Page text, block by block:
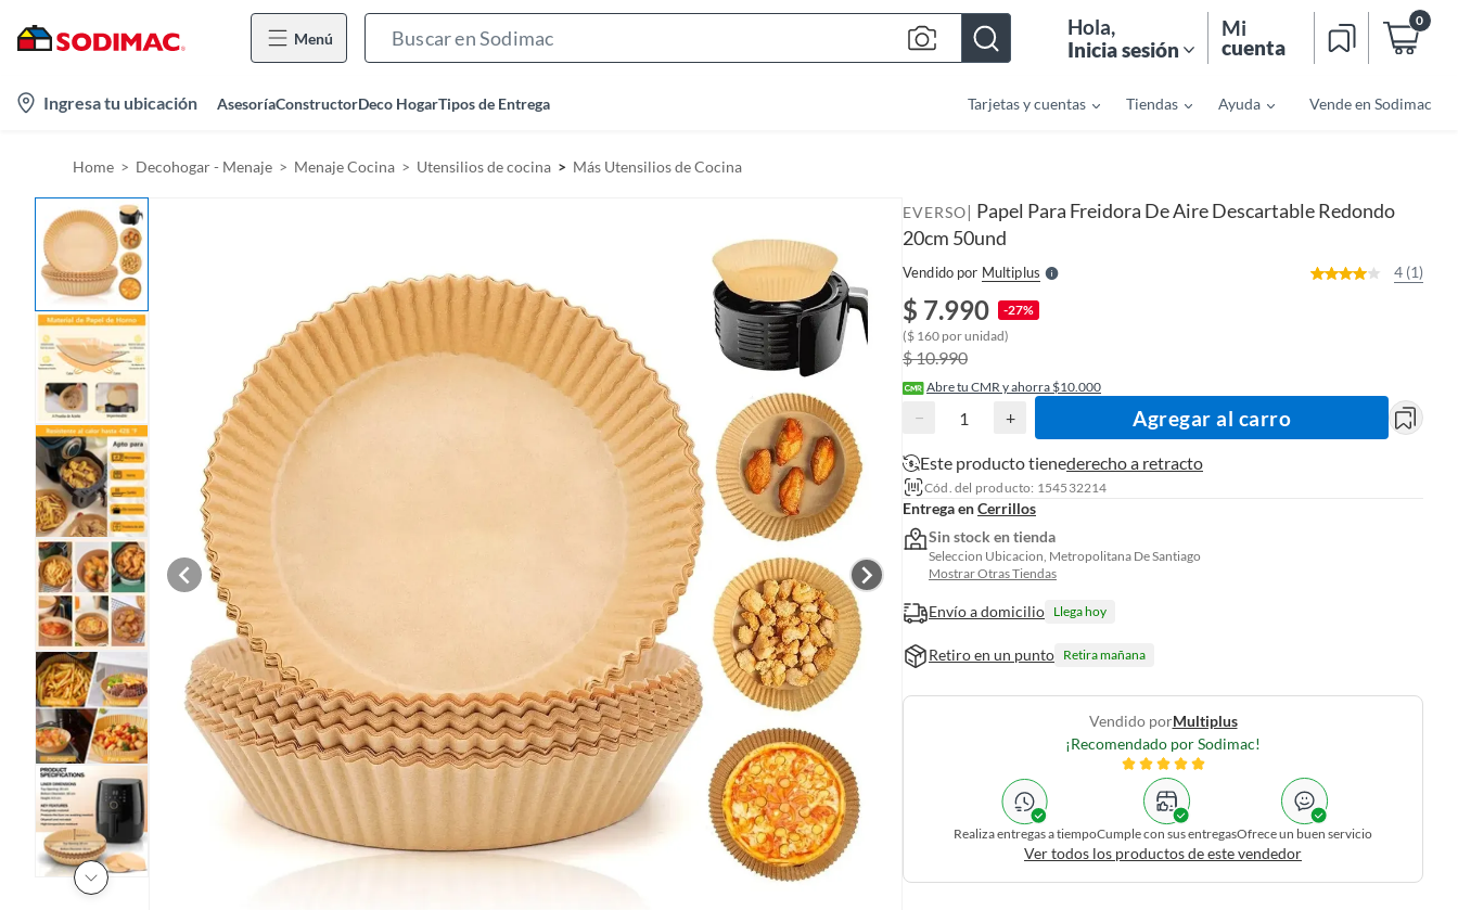
Menú
h
Hola,
Inicia sesión
Mi
cuenta
0
Ingresa tu ubicación AsesoríaConstructorDeco HogarTipos de Entrega Tarjetas y cuentas Tiendas Ayuda Vende en Sodimac
Home Decohogar - Menaje Menaje Cocina Utensilios de cocina Más Utensilios de Cocina
EVERSO| Papel Para Freidora De Aire Descartable Redondo
20cm 50und
Vendido por MultiplusS
e
r
4 (1)
$ 7.990
-27%
($ 160 por unidad)
$ 10.990
Abre tu CMR y ahorra $10.000
− + Agregar al carro
Este producto tienederecho a retracto
Cód. del producto: 154532214
Entrega enCerrillos
Sin stock en tienda
Seleccion Ubicacion, Metropolitana De Santiago
Mostrar Otras Tiendas
Envío a domicilio Llega hoy
Retiro en un punto Retira mañana
Vendido porMultiplus
¡Recomendado por Sodimac!
Realiza entregas a tiempoCumple con sus entregasOfrece un buen servicio
Ver todos los productos de este vendedor